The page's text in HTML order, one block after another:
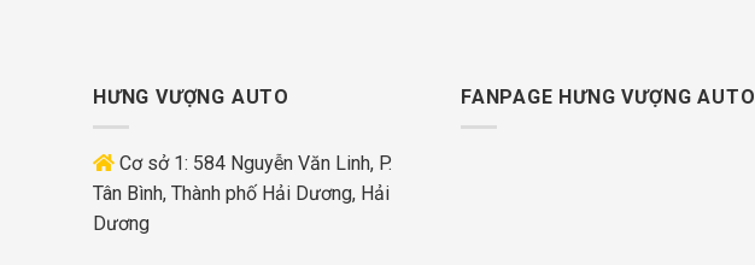
HƯNG VƯỢNG AUTO
Cơ sở 1: 584 Nguyễn Văn Linh, P.
Tân Bình, Thành phố Hải Dương, Hải
Dương
FANPAGE HƯNG VƯỢNG AUTO